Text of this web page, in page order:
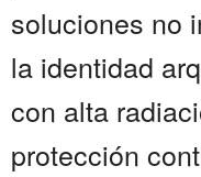
soluciones no
la identidad
con alta
protección